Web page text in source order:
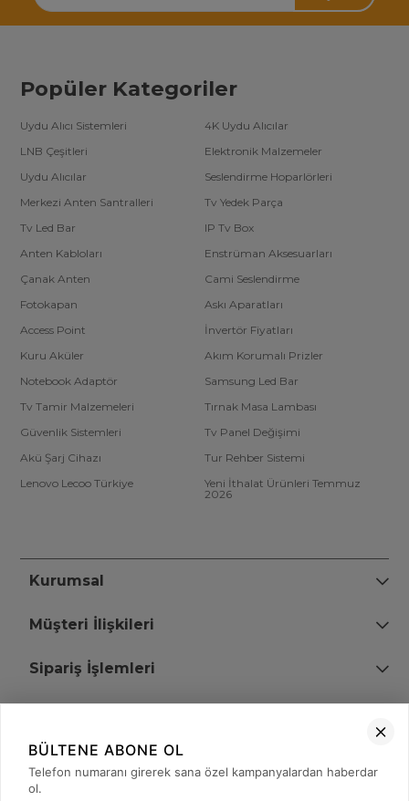
Popüler Kategoriler
Uydu Alıcı Sistemleri
4K Uydu Alıcılar
LNB Çeşitleri
Elektronik Malzemeler
Uydu Alıcılar
Seslendirme Hoparlörleri
Merkezi Anten Santralleri
Tv Yedek Parça
Tv Led Bar
IP Tv Box
Anten Kabloları
Enstrüman Aksesuarları
Çanak Anten
Cami Seslendirme
Fotokapan
Askı Aparatları
Access Point
İnvertör Fiyatları
Kuru Aküler
Akım Korumalı Prizler
Notebook Adaptör
Samsung Led Bar
Tv Tamir Malzemeleri
Tırnak Masa Lambası
Güvenlik Sistemleri
Tv Panel Değişimi
Akü Şarj Cihazı
Tur Rehber Sistemi
Lenovo Lecoo Türkiye
Yeni İthalat Ürünleri Temmuz
2026
Kurumsal
Müşteri İlişkileri
Sipariş İşlemleri
+90 (850) 473 08 08
BÜLTENE ABONE OL
Telefon numaranı girerek sana özel kampanyalardan haberdar
ol.